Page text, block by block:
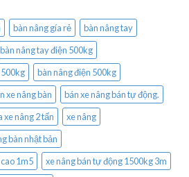
bàn nâng gía rẻ
bàn nâng tay
bàn nâng tay điện 500kg
bàn nâng điện 500kg
xe nâng bàn
bán xe nâng bán tự động.
xe nâng 2 tấn
xe nâng
bàn nhật bản
1m5
xe nâng bán tự động 1500kg 3m